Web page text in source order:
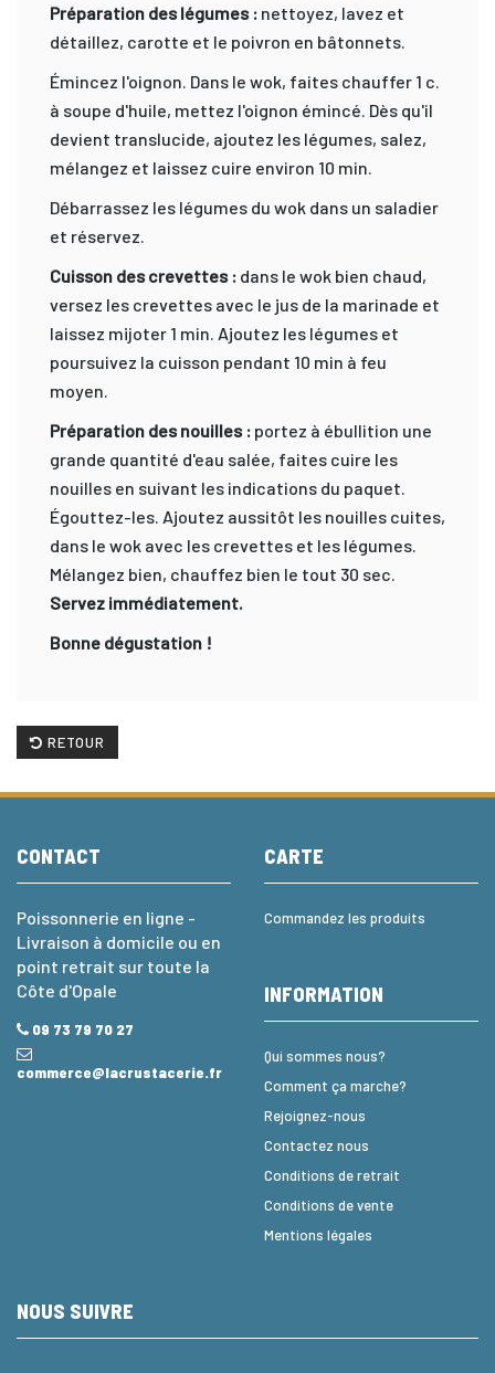
Préparation des légumes : nettoyez, lavez et
détaillez, carotte et le poivron en bâtonnets.
Émincez l'oignon. Dans le wok, faites chauffer 1 c.
à soupe d'huile, mettez l'oignon émincé. Dès qu'il
devient translucide, ajoutez les légumes, salez,
mélangez et laissez cuire environ 10 min.
Débarrassez les légumes du wok dans un saladier
et réservez.
Cuisson des crevettes : dans le wok bien chaud,
versez les crevettes avec le jus de la marinade et
laissez mijoter 1 min. Ajoutez les légumes et
poursuivez la cuisson pendant 10 min à feu
moyen.
Préparation des nouilles : portez à ébullition une
grande quantité d'eau salée, faites cuire les
nouilles en suivant les indications du paquet.
Égouttez-les. Ajoutez aussitôt les nouilles cuites,
dans le wok avec les crevettes et les légumes.
Mélangez bien, chauffez bien le tout 30 sec.
Servez immédiatement.
Bonne dégustation !
RETOUR
CONTACT
Poissonnerie en ligne -
Livraison à domicile ou en
point retrait sur toute la
Côte d'Opale
09 73 79 70 27
commerce@lacrustacerie.fr
CARTE
Commandez les produits
INFORMATION
Qui sommes nous?
Comment ça marche?
Rejoignez-nous
Contactez nous
Conditions de retrait
Conditions de vente
Mentions légales
NOUS SUIVRE